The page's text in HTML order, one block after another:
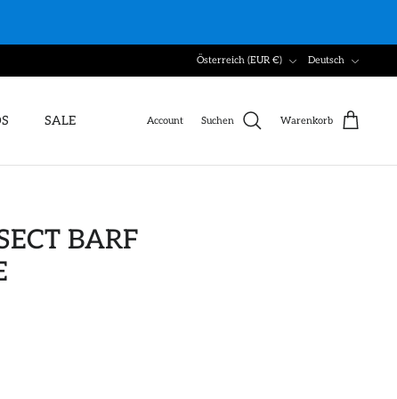
Währung
Österreich (EUR €) Deutsch
SALE Account Suchen Warenkorb
BARF